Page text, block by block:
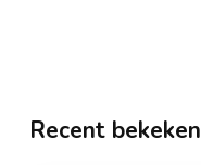
Recent bekeken